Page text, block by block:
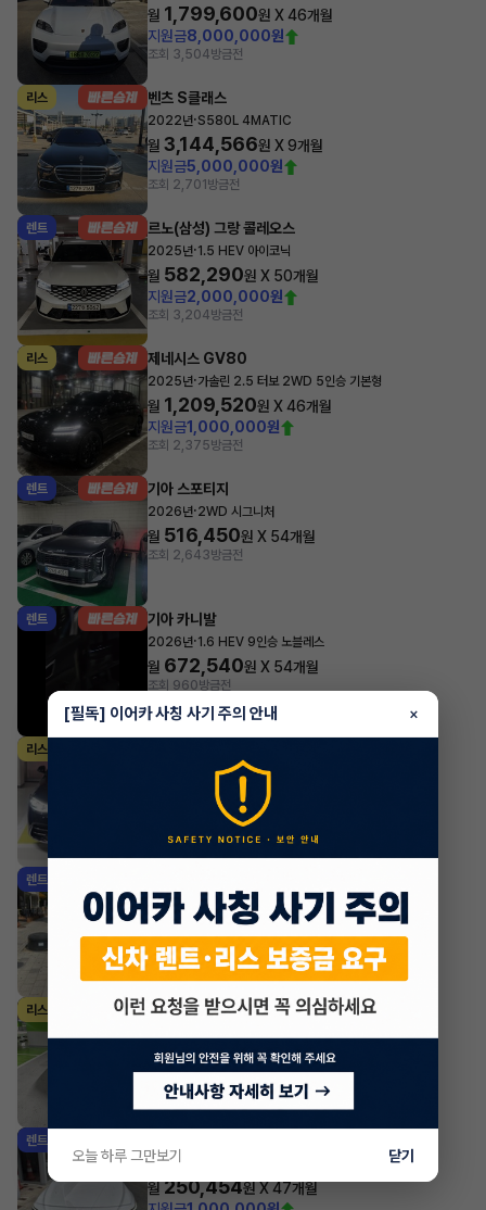
월 1,799,600원 X46개월
지원금8,000,000원
조회 3,504방금전
리스 벤츠 S클래스
2022년·S580L 4MATIC
월 3,144,566원 X9개월
지원금5,000,000원
조회 2,701 방금전
렌트 르노(삼성) 그랑 콜레오스
2025년·1.5 HEV 아이코닉
월 582,290원 X 50개월
지원금2,000,000원
조회 3,204방금전
리스 제네시스 GV80
2025년·가솔린 2.5 터보 2WD 5인승 기본형
월 1,209,520원 X46개월
지원금1,000,000원
조회 2,375방금전
렌트 기아 스포티지
2026년·2WD 시그니처
월 516,450원 X 54개월
조회 2,643방금전
렌트 기아 카니발
2026년·1.6 HEV 9인승 노블레스
월 672,540원 X 54개월
조회 960방금전
리스
S500L 4MATIC
2,608,651 원 X
29,329,220원
조회 1,409방금전
렌트
2024년 가솔린 2.5 터보 2WD 기본형
월 688,568원 X 33개월
지원금4,000,000원
조회 17,621 방금전
리스 벤츠 GLC클래스
월1,326,702원 X28개월
조회 3,089 방금전
렌트
2026년
월 250,454원 X 47개월
[필독] 이어카 사칭 사기 주의 안내 ×
오늘 하루 그만보기 닫기